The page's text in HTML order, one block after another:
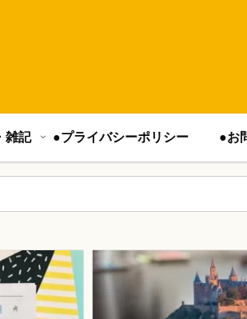
雑記 ●プライバシーポリシー ●お